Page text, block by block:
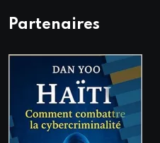
Partenaires